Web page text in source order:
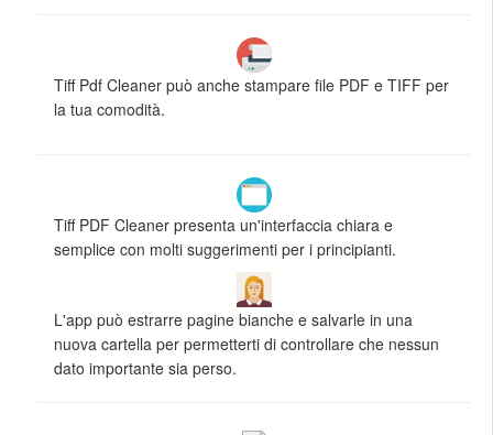
Tiff Pdf Cleaner può anche stampare file PDF e TIFF per
la tua comodità.
Tiff PDF Cleaner presenta un'interfaccia chiara e
semplice con molti suggerimenti per i principianti.
L'app può estrarre pagine bianche e salvarle in una
nuova cartella per permetterti di controllare che nessun
dato importante sia perso.